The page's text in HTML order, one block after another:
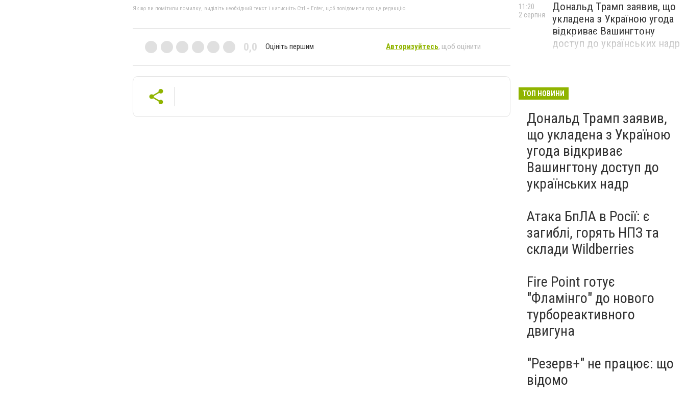
Якщо ви помітили помилку, виділіть необхідний текст і натисніть Ctrl + Enter, щоб повідомити про це редакцію
0,0 Оцініть першим Авторизуйтесь, щоб оцінити
Дональд Трамп заявив, що
укладена з Україною угода
відкриває Вашингтону
доступ до українських надр
11:20
2 серпня
ТОП НОВИНИ
Дональд Трамп заявив,
що укладена з Україною
угода відкриває
Вашингтону доступ до
українських надр
Атака БпЛА в Росії: є
загиблі, горять НПЗ та
склади Wildberries
Fire Point готує
"Фламінго" до нового
турбореактивного
двигуна
"Резерв+" не працює: що
відомо